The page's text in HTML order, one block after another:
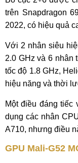
trên Snapdragon
2022, có hiệu quả
Với 2 nhân siêu
2.0 GHz và 6 nhân
tốc độ 1.8 GHz,
hiệu năng và thời
Một điều đáng tiếc
dụng các nhân
A710, nhưng điều
GPU Mali-G52